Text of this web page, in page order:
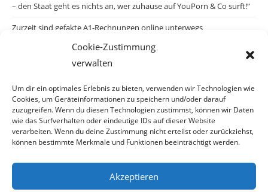
Cookie-Zustimmung
verwalten
Um dir ein optimales Erlebnis zu bieten, verwenden wir Technologien wie
Cookies, um Geräteinformationen zu speichern und/oder darauf
zuzugreifen. Wenn du diesen Technologien zustimmst, können wir Daten
wie das Surfverhalten oder eindeutige IDs auf dieser Website
verarbeiten. Wenn du deine Zustimmung nicht erteilst oder zurückziehst,
können bestimmte Merkmale und Funktionen beeinträchtigt werden.
Akzeptieren
– den Staat geht es nichts an, wer zuhause auf YouPorn & Co surft!“
Zurzeit sind gefakte A1-Rechnungen online unterwegs
Salzburgs Juden und ihre Sicherheit: „Erst nach einem Anschlag wäre
die Gefahr endlich konkret!“
Biologisches Wunder in Ceuta
Ein vermeintliches Abschiebemärchen
Archiv